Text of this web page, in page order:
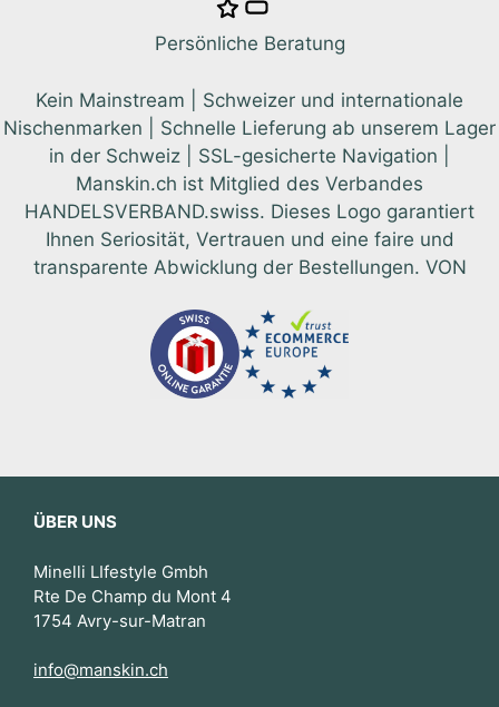
Persönliche Beratung
Kein Mainstream | Schweizer und internationale
Nischenmarken | Schnelle Lieferung ab unserem Lager
in der Schweiz | SSL-gesicherte Navigation |
Manskin.ch ist Mitglied des Verbandes
HANDELSVERBAND.swiss. Dieses Logo garantiert
Ihnen Seriosität, Vertrauen und eine faire und
transparente Abwicklung der Bestellungen. VON
ÜBER UNS
Minelli LIfestyle Gmbh
Rte De Champ du Mont 4
1754 Avry-sur-Matran
info@manskin.ch